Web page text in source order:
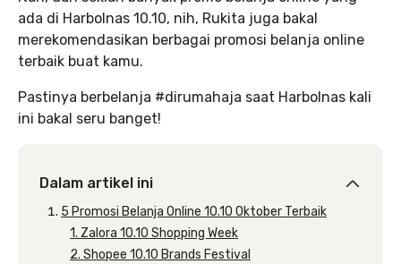
ada di Harbolnas 10.10, nih, Rukita juga bakal
merekomendasikan berbagai promosi belanja online
terbaik buat kamu.
Pastinya berbelanja #dirumahaja saat Harbolnas kali
ini bakal seru banget!
Dalam artikel ini
5 Promosi Belanja Online 10.10 Oktober Terbaik
1. Zalora 10.10 Shopping Week
2. Shopee 10.10 Brands Festival